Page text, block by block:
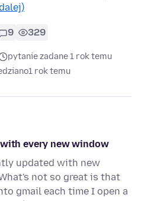
9 329
pytanie zadane 1 rok temu
1 rok temu
every new window
updated with new
not so great is that
gmail each time I open a